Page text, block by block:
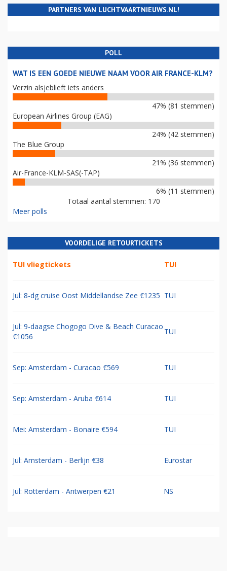
PARTNERS VAN LUCHTVAARTNIEUWS.NL!
POLL
WAT IS EEN GOEDE NIEUWE NAAM VOOR AIR FRANCE-KLM?
Verzin alsjeblieft iets anders
47% (81 stemmen)
European Airlines Group (EAG)
24% (42 stemmen)
The Blue Group
21% (36 stemmen)
Air-France-KLM-SAS(-TAP)
6% (11 stemmen)
Totaal aantal stemmen: 170
Meer polls
VOORDELIGE RETOURTICKETS
TUI vliegtickets TUI
Jul: 8-dg cruise Oost Middellandse Zee €1235 TUI
Jul: 9-daagse Chogogo Dive & Beach Curacao
€1056
TUI
Sep: Amsterdam - Curacao €569 TUI
Sep: Amsterdam - Aruba €614 TUI
Mei: Amsterdam - Bonaire €594 TUI
Jul: Amsterdam - Berlijn €38 Eurostar
Jul: Rotterdam - Antwerpen €21 NS